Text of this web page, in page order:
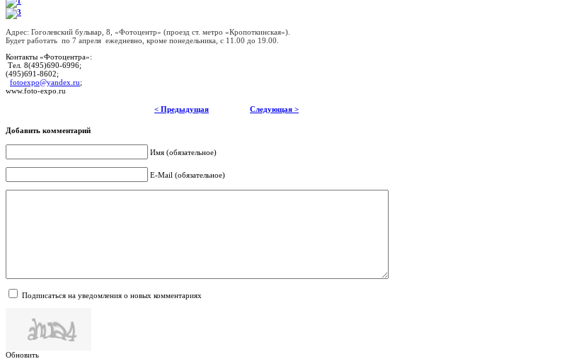
Адрес: Гоголевский бульвар, 8, «Фотоцентр» (проезд ст. метро «Кропоткинская»).
Будет работать по 7 апреля ежедневно, кроме понедельника, с 11.00 до 19.00.
Контакты «Фотоцентра»:
Тел. 8(495)690-6996;
(495)691-8602;
fotoexpo@yandex.ru;
www.foto-expo.ru
< Предыдущая Следующая >
Добавить комментарий
Имя (обязательное)
E-Mail (обязательное)
Подписаться на уведомления о новых комментариях
Обновить